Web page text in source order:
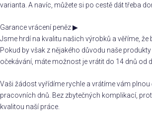
varianta. A navíc, můžete si po cestě dát třeba
Garance vrácení peněz▶
Jsme hrdí na kvalitu našich výrobků a věříme, že
Pokud by však z nějakého důvodu naše
očekávání, máte možnost je vrátit do 14 dnů od
Vaši žádost vyřídíme rychle a vrátíme vám plnou
pracovních dnů. Bez zbytečných komplikací,
kvalitou naší práce.